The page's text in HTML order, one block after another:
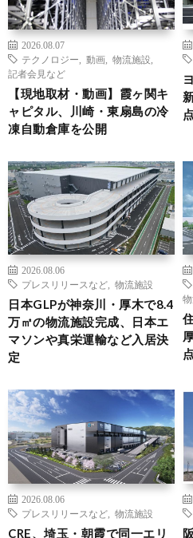
2026.08.07
テクノロジー
動画 物流施設
記者会見など
【現地取材・動画】霞ヶ関キ
ャピタル、川崎・東扇島の冷
凍自動倉庫を公開
2026.08.06
プレスリリースなど
物流施設
日本GLPが神奈川・厚木で8.4
万㎡の物流施設完成、日本エ
マソンや真栄運輸など入居決
定
2026.08.06
プレスリリースなど
物流施設
CRE、埼玉・朝霞で同一エリ